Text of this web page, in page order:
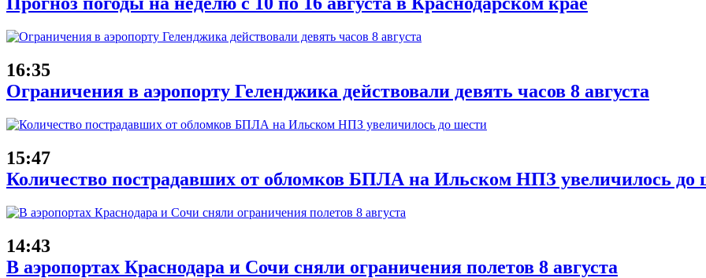
16:35
Ограничения в аэропорту Геленджика действовали девять часов 8 августа
15:47
Количество пострадавших от обломков БПЛА на Ильском НПЗ увеличилось до
14:43
В аэропортах Краснодара и Сочи сняли ограничения полетов 8 августа